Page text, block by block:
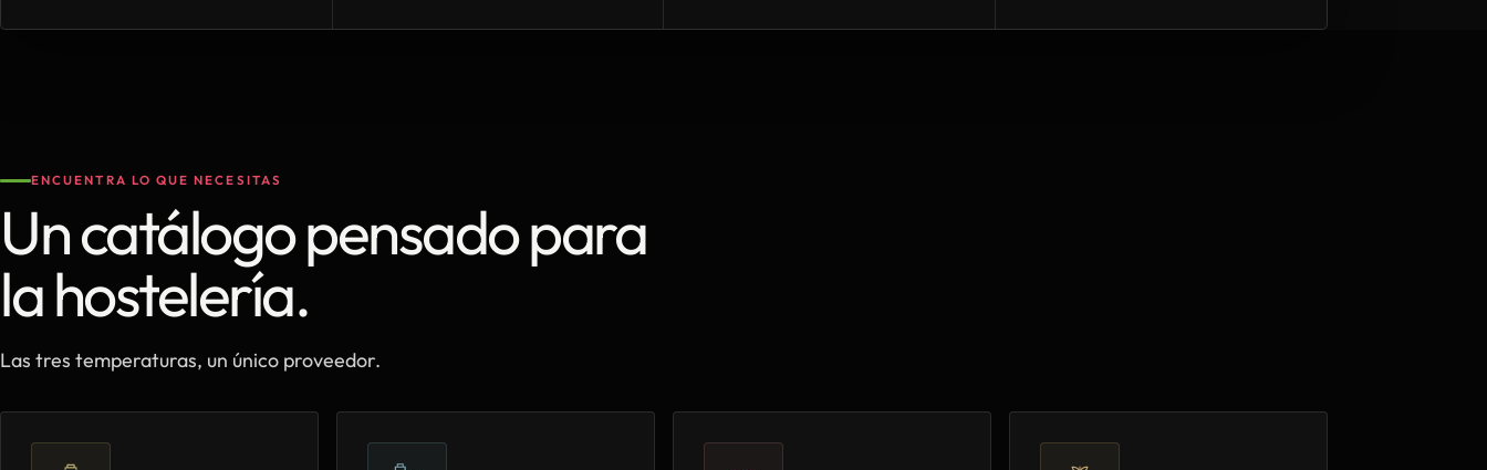
ENCUENTRA LO QUE NECESITAS
Un catálogo pensado para
la hostelería.
Las tres temperaturas, un único proveedor.